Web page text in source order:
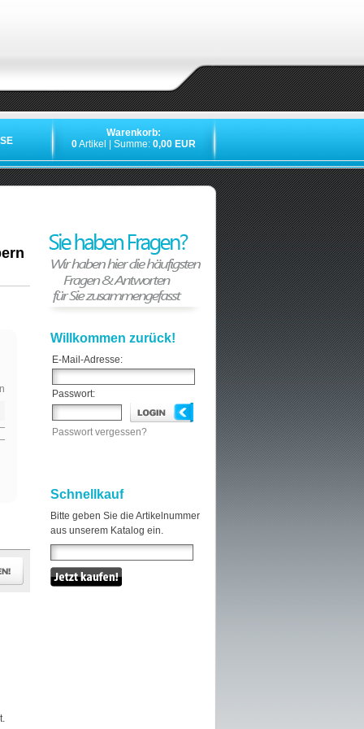
Warenkorb:
0Artikel | Summe: 0,00 EUR
Willkommen zurück!
E-Mail-Adresse:
Passwort:
Passwort vergessen?
Schnellkauf
Bitte geben Sie die Artikelnummer
aus unserem Katalog ein.